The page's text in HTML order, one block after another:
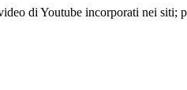
di Youtube incorporati nei